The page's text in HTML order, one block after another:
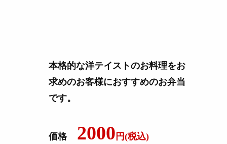
本格的な洋テイストのお料理をお
求めのお客様におすすめのお弁当
です。
価格 2000 円(税込)